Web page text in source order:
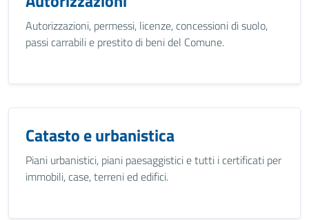
Autorizzazioni, permessi, licenze, concessioni di suolo,
passi carrabili e prestito di beni del Comune.
Catasto e urbanistica
Piani urbanistici, piani paesaggistici e tutti i certificati per
immobili, case, terreni ed edifici.